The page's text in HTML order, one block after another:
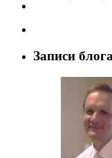
Записи